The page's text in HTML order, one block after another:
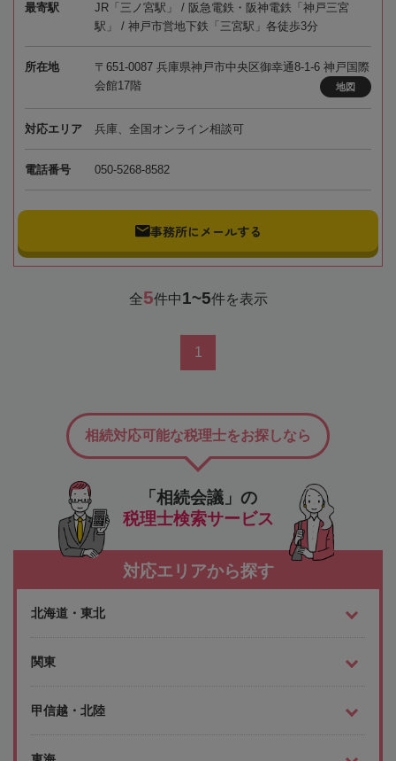
最寄駅
JR「三ノ宮駅」 / 阪急電鉄・阪神電鉄「神戸三宮
駅」 / 神戸市営地下鉄「三宮駅」各徒歩3分
所在地
〒651-0087 兵庫県神戸市中央区御幸通8-1-6 神戸国際
会館17階
地図
対応エリア 兵庫、全国オンライン相談可
電話番号 050-5268-8582
事務所にメールする
全5件中1~5件を表示
1
「相続会議」の
税理士検索サービス
相続対応可能な税理士をお探しなら
対応エリアから探す
北海道・東北
関東
甲信越・北陸